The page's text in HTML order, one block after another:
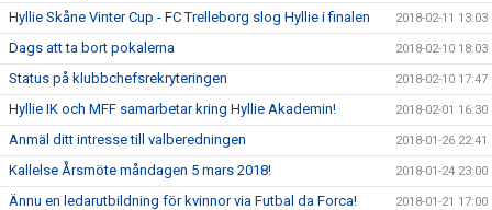
Hyllie Skåne Vinter Cup - FC Trelleborg slog Hyllie i finalen 2018-02-11 13:03
Dags att ta bort pokalerna 2018-02-10 18:03
Status på klubbchefsrekryteringen 2018-02-10 17:47
Hyllie IK och MFF samarbetar kring Hyllie Akademin! 2018-02-01 16:30
Anmäl ditt intresse till valberedningen 2018-01-26 22:41
Kallelse Årsmöte måndagen 5 mars 2018! 2018-01-24 23:00
Ännu en ledarutbildning för kvinnor via Futbal da Forca! 2018-01-21 17:00